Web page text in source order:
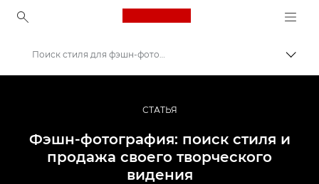
Canon Logo, back to
Профессиональная фото- и видеосъемка
Истории
Поиск стиля для фэшн-фотографов
СТАТЬЯ
Фэшн-фотография: поиск стиля и
продажа своего творческого
видения